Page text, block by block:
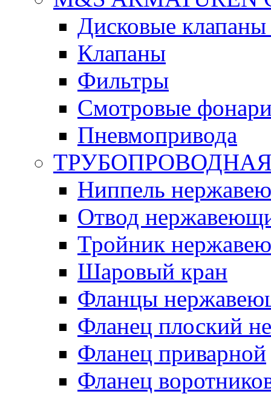
Дисковые
Клапаны
Фильтры
Смотровые
Пневмопривода
Ниппель
Отвод
Тройник
Шаровый кран
Фланцы
Фланец плоский
Фланец приварной
Фланец